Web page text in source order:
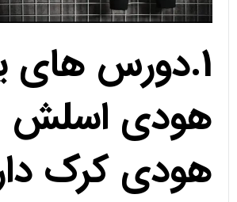
1.دورس های
هودی اسلش
هودی کرک